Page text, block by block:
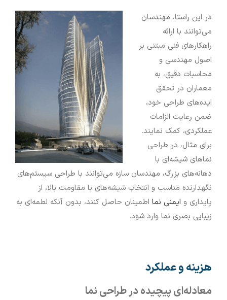
در این راستا، مهندسان
می‌توانند با ارائه
راهکارهای فنی مبتنی بر
اصول مهندسی و
محاسبات دقیق، به
معماران در تحقق
ایده‌های طراحی خود،
ضمن رعایت الزامات
عملکردی، کمک نمایند.
برای مثال، در طراحی
نماهای شیشه‌ای با
دهانه‌های بزرگ، مهندسان سازه می‌توانند با طراحی سیستم‌های
نگهدارنده مناسب و انتخاب شیشه‌های با مقاومت بالا، از
پایداری و ایمنی نما اطمینان حاصل کنند، بدون آنکه لطمه‌ای به
زیبایی بصری نما وارد شود.
هزینه و عملکرد
معادله‌ای پیچیده در طراحی نما